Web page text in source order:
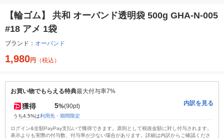
【輪ゴム】 共和 オーバンド透明袋 500g GHA-N-005
#18 アメ 1袋
ブランド： オーバンド
1,980円 （税込）
お買い物でもらえる特典最大付与率7%
獲得 5%(90pt)
うち4.5%は利用先・期間限定
内訳を見る
ログイン&全額PayPay支払いで獲得できます。原則として税抜金額に対し付与されます。
表示よりも実際の付与数、付与率が少ない場合があります。詳細は内訳からご確認くださ